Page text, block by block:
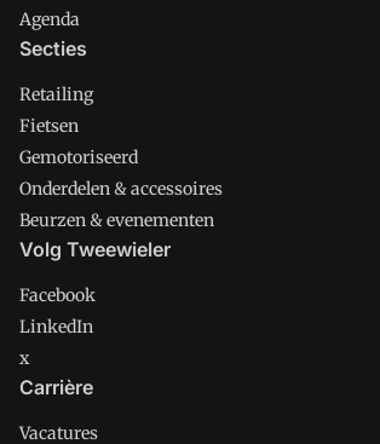
Agenda
Secties
Retailing
Fietsen
Gemotoriseerd
Onderdelen & accessoires
Beurzen & evenementen
Volg Tweewieler
Facebook
LinkedIn
x
Carrière
Vacatures